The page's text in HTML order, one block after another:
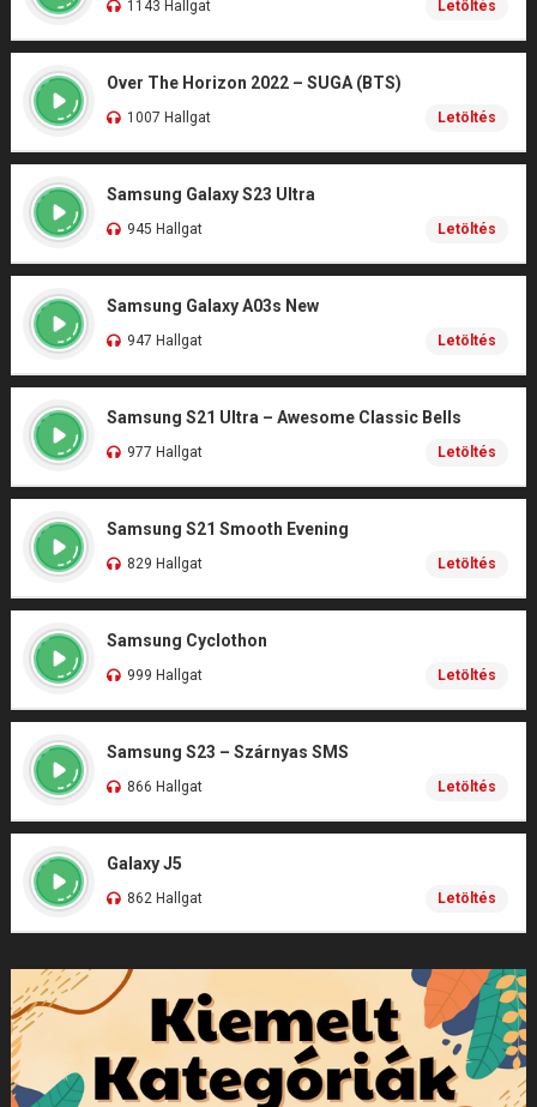
1143 Hallgat Letöltés
Over The Horizon 2022 – SUGA (BTS)
1007 Hallgat Letöltés
Samsung Galaxy S23 Ultra
945 Hallgat Letöltés
Samsung Galaxy A03s New
947 Hallgat Letöltés
Samsung S21 Ultra – Awesome Classic Bells
977 Hallgat Letöltés
Samsung S21 Smooth Evening
829 Hallgat Letöltés
Samsung Cyclothon
999 Hallgat Letöltés
Samsung S23 – Szárnyas SMS
866 Hallgat Letöltés
Galaxy J5
862 Hallgat Letöltés